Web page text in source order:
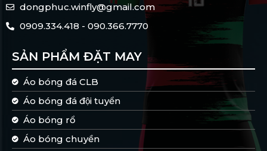
dongphuc.winfly@gmail.com
0909.334.418 - 090.366.7770
SẢN PHẨM ĐẶT MAY
Áo bóng đá CLB
Áo bóng đá đội tuyển
Áo bóng rổ
Áo bóng chuyền